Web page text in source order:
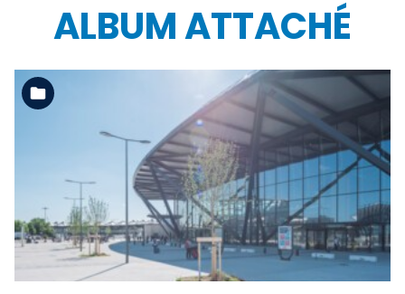
ALBUM ATTACHÉ
Voir l'album